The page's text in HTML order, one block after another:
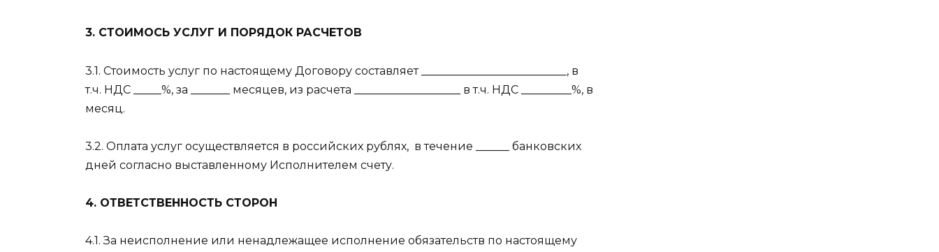
3. СТОИМОСЬ УСЛУГ И ПОРЯДОК РАСЧЕТОВ
3.1. Стоимость услуг по настоящему Договору составляет __________________________, в
т.ч. НДС _____%, за _______ месяцев, из расчета ___________________ в т.ч. НДС _________%, в
месяц.
3.2. Оплата услуг осуществляется в российских рублях, в течение ______ банковских
дней согласно выставленному Исполнителем счету.
4. ОТВЕТСТВЕННОСТЬ СТОРОН
4.1. За неисполнение или ненадлежащее исполнение обязательств по настоящему